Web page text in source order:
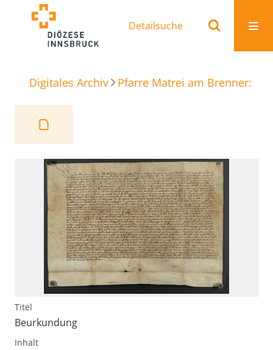
Detailsuche
Digitales Archiv Pfarre Matrei am Brenner:
Titel
Beurkundung
Inhalt